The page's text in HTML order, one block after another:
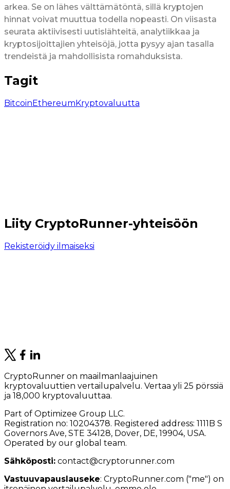
arkea. Se on lähes välttämätöntä, sillä kryptojen
hinnat voivat muuttua todella nopeasti. On viisasta
seurata aktiivisesti uutislähteitä, analytiikkaa ja
kryptosijoittajien yhteisöjä, jotta pysyy ajan tasalla
trendeistä ja mahdollisista romahduksista.
Tagit
BitcoinEthereumKryptovaluutta
Liity CryptoRunner-yhteisöön
Rekisteröidy ilmaiseksi
CryptoRunner on maailmanlaajuinen
kryptovaluuttien vertailupalvelu. Vertaa yli 25 pörssiä
ja 18,000 kryptovaluuttaa.
Part of Optimizee Group LLC.
Registration no: 10204378. Registered address: 1111B S
Governors Ave, STE 34128, Dover, DE, 19904, USA.
Operated by our global team.
Sähköposti: contact@cryptorunner.com
Vastuuvapauslauseke: CryptoRunner.com ("me") on